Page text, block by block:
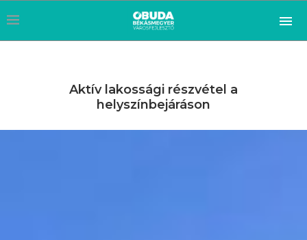
Aktív lakossági részvétel a
helyszínbejáráson